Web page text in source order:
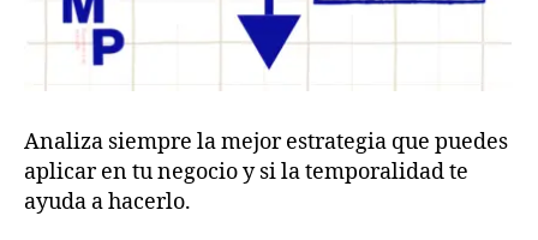
Analiza siempre la mejor estrategia que puedes
aplicar en tu negocio y si la temporalidad te
ayuda a hacerlo.